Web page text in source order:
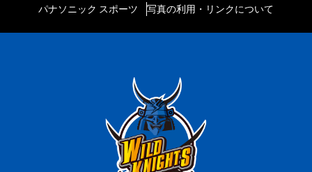
パナソニック スポーツ 写真の利用・リンクについて